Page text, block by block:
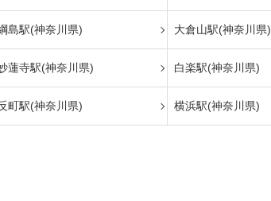
島駅(神奈川県) 大倉山駅(神奈川県)
蓮寺駅(神奈川県) 白楽駅(神奈川県)
町駅(神奈川県) 横浜駅(神奈川県)